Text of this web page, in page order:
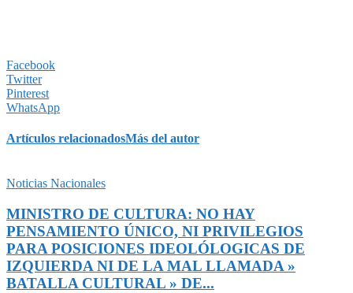
Facebook
Twitter
Pinterest
WhatsApp
Artículos relacionadosMás del autor
Noticias Nacionales
MINISTRO DE CULTURA: NO HAY
PENSAMIENTO ÚNICO, NI PRIVILEGIOS
PARA POSICIONES IDEOLÓLOGICAS DE
IZQUIERDA NI DE LA MAL LLAMADA »
BATALLA CULTURAL » DE...